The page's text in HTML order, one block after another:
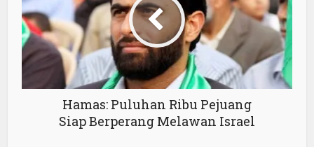
Hamas: Puluhan Ribu Pejuang
Siap Berperang Melawan Israel